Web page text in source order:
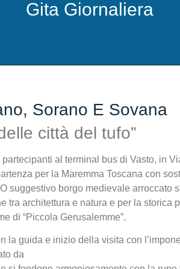
Gita Giornaliera
Sorano E Sovana
città del tufo”
partecipanti al terminal bus di Vasto, in
per la Maremma Toscana con
suggestivo borgo medievale arroccato
tra architettura e natura e per la storica
di “Piccola Gerusalemme”.
la guida e inizio della visita con
da